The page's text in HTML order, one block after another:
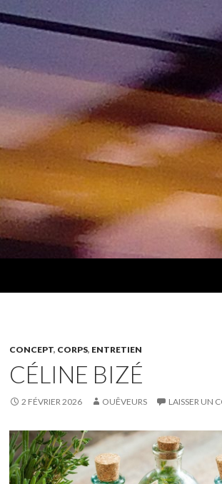
CONCEPT, CORPS, ENTRETIEN
CÉLINE BIZÉ
2 FÉVRIER 2026 OUÊVEURS LAISSER UN